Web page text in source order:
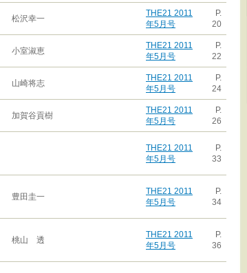
松沢幸一
THE21 2011
年5月号
P.
20
小室淑恵
THE21 2011
年5月号
P.
22
山崎将志
THE21 2011
年5月号
P.
24
加賀谷貢樹
THE21 2011
年5月号
P.
26
THE21 2011
年5月号
P.
33
豊田圭一
THE21 2011
年5月号
P.
34
桃山 透
THE21 2011
年5月号
P.
36